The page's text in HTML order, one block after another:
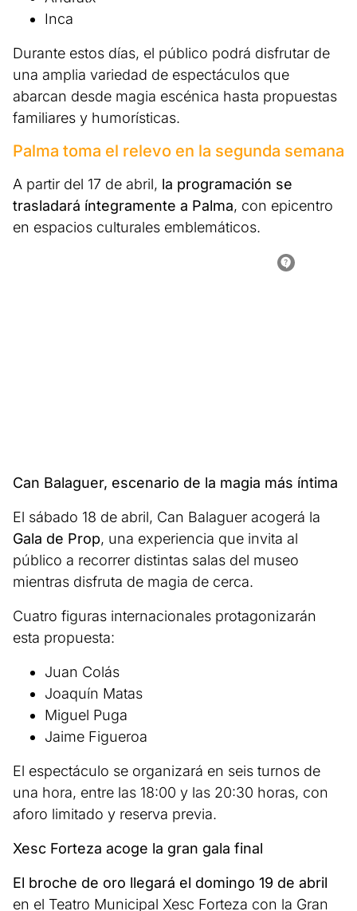
Inca
Durante estos días, el público podrá disfrutar de
una amplia variedad de espectáculos que
abarcan desde magia escénica hasta propuestas
familiares y humorísticas.
Palma toma el relevo en la segunda semana
A partir del 17 de abril, la programación se
trasladará íntegramente a Palma, con epicentro
en espacios culturales emblemáticos.
Can Balaguer, escenario de la magia más íntima
El sábado 18 de abril, Can Balaguer acogerá la
Gala de Prop, una experiencia que invita al
público a recorrer distintas salas del museo
mientras disfruta de magia de cerca.
Cuatro figuras internacionales protagonizarán
esta propuesta:
Juan Colás
Joaquín Matas
Miguel Puga
Jaime Figueroa
El espectáculo se organizará en seis turnos de
una hora, entre las 18:00 y las 20:30 horas, con
aforo limitado y reserva previa.
Xesc Forteza acoge la gran gala final
El broche de oro llegará el domingo 19 de abril
en el Teatro Municipal Xesc Forteza con la Gran